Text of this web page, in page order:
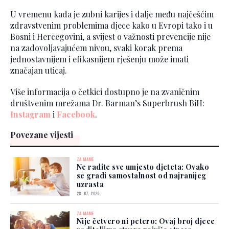
U vremenu kada je zubni karijes i dalje među najčešćim
zdravstvenim problemima djece kako u Evropi tako i u
Bosni i Hercegovini, a svijest o važnosti prevencije nije
na zadovoljavajućem nivou, svaki korak prema
jednostavnijem i efikasnijem rješenju može imati
značajan uticaj.
Više informacija o četkici dostupno je na zvaničnim
društvenim mrežama Dr. Barman’s Superbrush BiH:
Instagram i Facebook.
Povezane vijesti
ZA MAME
Ne radite sve umjesto djeteta: Ovako
se gradi samostalnost od najranijeg
uzrasta
28. 07. 2026.
ZA MAME
Nije četvero ni petero: Ovaj broj djece